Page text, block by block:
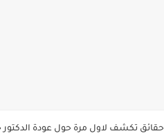
صلاة مسيحية رائعة من اجل السلام